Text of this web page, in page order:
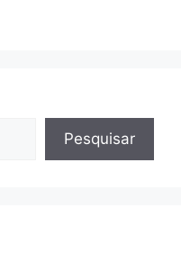
Pesquisar